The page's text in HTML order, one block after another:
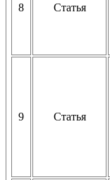
8 Статья
9 Статья